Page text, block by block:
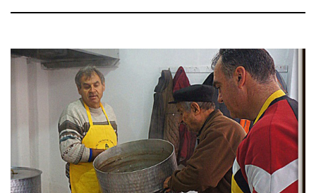
Κατηγορία:
Πολιτισμός